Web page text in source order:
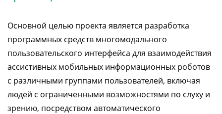
Основной целью проекта является разработка
программных средств многомодального
пользовательского интерфейса для взаимодействия
ассистивных мобильных информационных роботов
с различными группами пользователей, включая
людей с ограниченными возможностями по слуху и
зрению, посредством автоматического